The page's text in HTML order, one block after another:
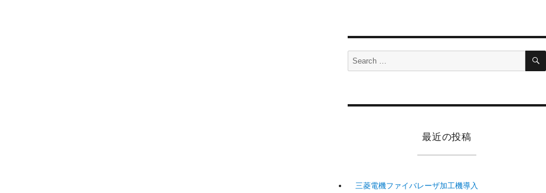
Search
for:
最近の投稿
三菱電機ファイバレーザ加工機導入